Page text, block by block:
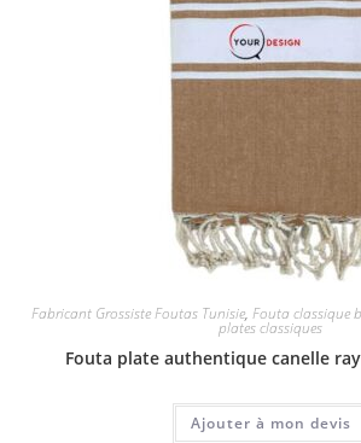
Fabricant Grossiste Foutas Tunisie, Fouta classique
plates classiques
Fouta plate authentique canelle
Ajouter à mon devis